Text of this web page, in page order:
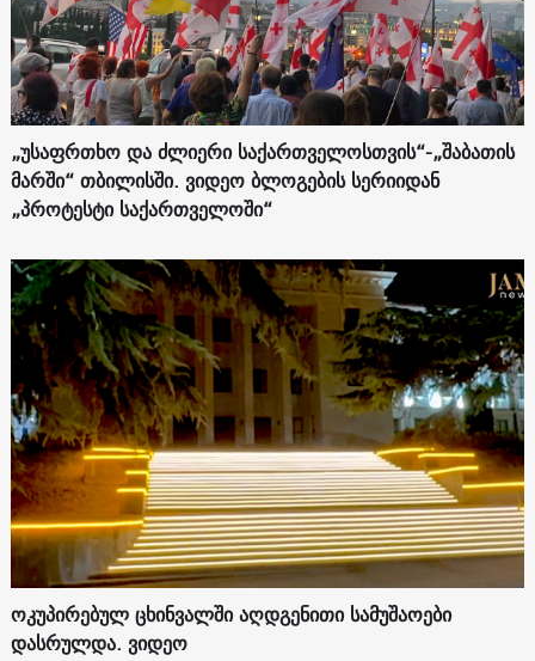
„უსაფრთხო და ძლიერი საქართველოსთვის“-„შაბათის
მარში“ თბილისში. ვიდეო ბლოგების სერიიდან
„პროტესტი საქართველოში“
ოკუპირებულ ცხინვალში აღდგენითი სამუშაოები
დასრულდა. ვიდეო